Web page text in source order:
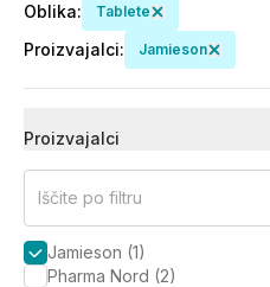
Oblika: Tablete
Proizvajalci: Jamieson
Proizvajalci
Iščite po filtru
Jamieson (1)
Pharma Nord (2)